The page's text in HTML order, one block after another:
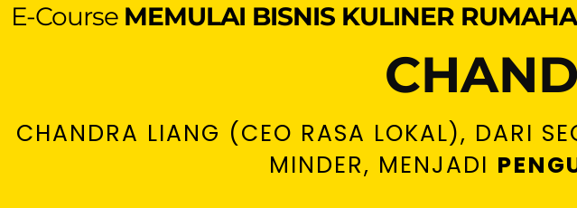
E-Course MEMULAI BISNIS KULINER
CHANDRA LIANG (CEO RASA LOKAL), DARI
MINDER, MENJADI